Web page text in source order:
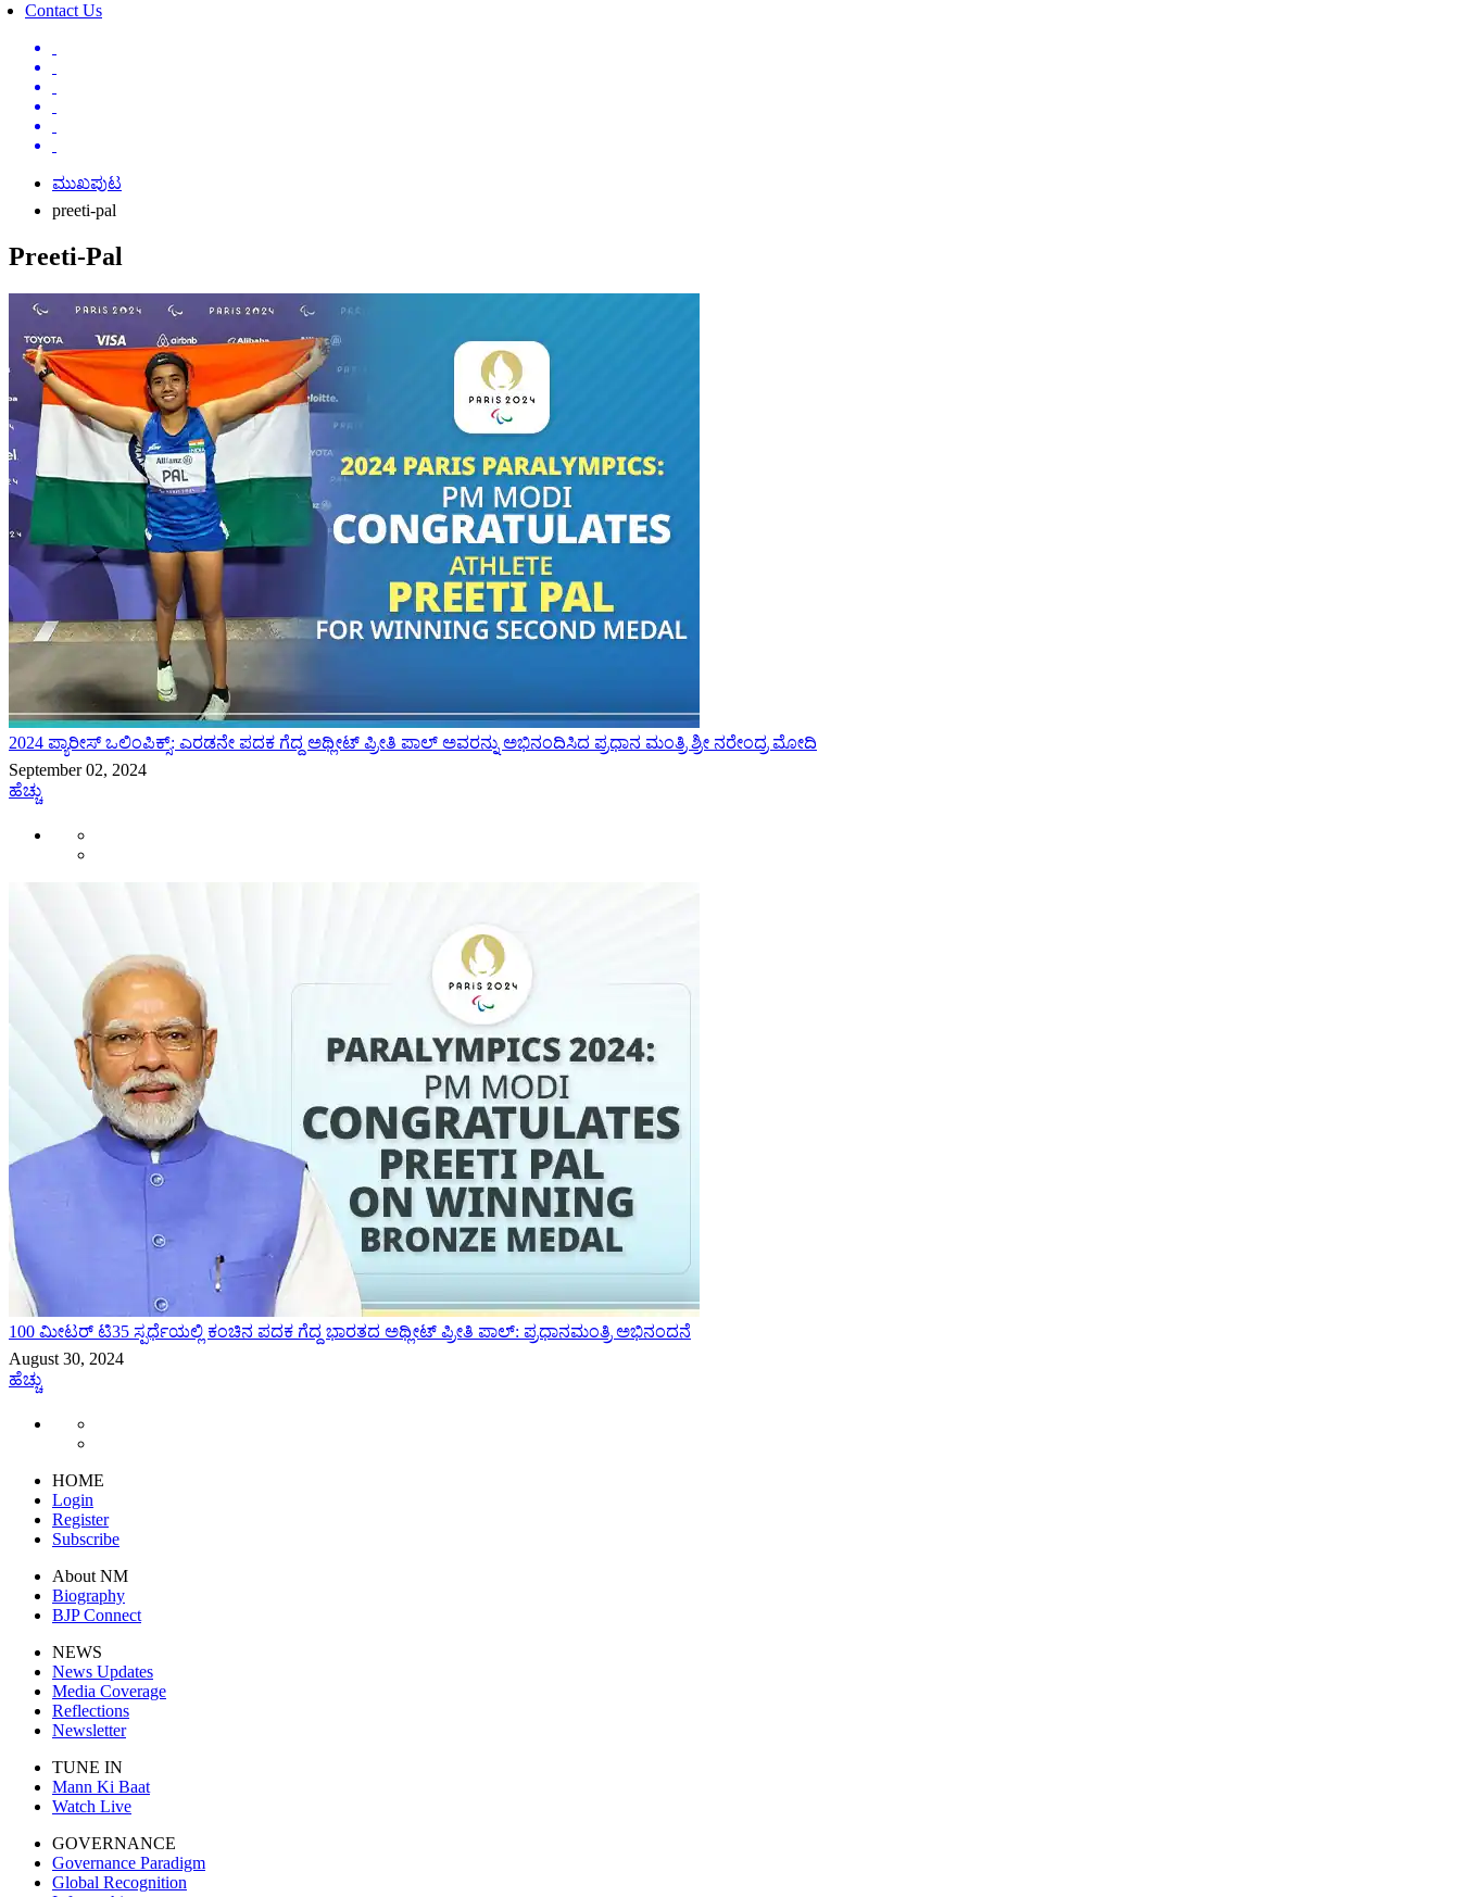
Contact Us
ಮುಖಪುಟ
preeti-pal
Preeti-Pal
2024 ಪ್ಯಾರೀಸ್ ಒಲಿಂಪಿಕ್ಸ್: ಎರಡನೇ ಪದಕ ಗೆದ್ದ ಅಥ್ಲೀಟ್ ಪ್ರೀತಿ ಪಾಲ್ ಅವರನ್ನು ಅಭಿನಂದಿಸಿದ ಪ್ರಧಾನ ಮಂತ್ರಿ ಶ್ರೀ ನರೇಂದ್ರ ಮೋದಿ
September 02, 2024
ಹೆಚ್ಚು
100 ಮೀಟರ್ ಟಿ35 ಸ್ಪರ್ಧೆಯಲ್ಲಿ ಕಂಚಿನ ಪದಕ ಗೆದ್ದ ಭಾರತದ ಅಥ್ಲೀಟ್ ಪ್ರೀತಿ ಪಾಲ್: ಪ್ರಧಾನಮಂತ್ರಿ ಅಭಿನಂದನೆ
August 30, 2024
ಹೆಚ್ಚು
HOME
Login
Register
Subscribe
About NM
Biography
BJP Connect
NEWS
News Updates
Media Coverage
Reflections
Newsletter
TUNE IN
Mann Ki Baat
Watch Live
GOVERNANCE
Governance Paradigm
Global Recognition